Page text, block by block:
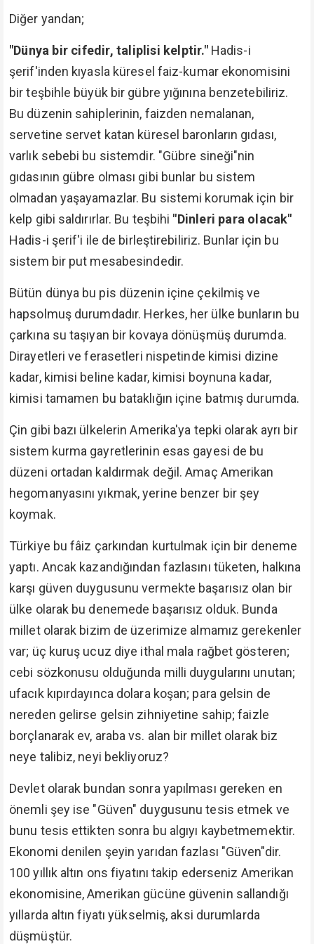
Diğer yandan;
"Dünya bir cifedir, taliplisi kelptir."Hadis-i
şerif'inden kıyasla küresel faiz-kumar ekonomisini
bir teşbihle büyük bir gübre yığınına benzetebiliriz.
Bu düzenin sahiplerinin, faizden nemalanan,
servetine servet katan küresel baronların gıdası,
varlık sebebi bu sistemdir. "Gübre sineği"nin
gıdasının gübre olması gibi bunlar bu sistem
olmadan yaşayamazlar. Bu sistemi korumak için bir
kelp gibi saldırırlar. Bu teşbihi "Dinleri para olacak"
Hadis-i şerif'i ile de birleştirebiliriz. Bunlar için bu
sistem bir put mesabesindedir.
Bütün dünya bu pis düzenin içine çekilmiş ve
hapsolmuş durumdadır. Herkes, her ülke bunların bu
çarkına su taşıyan bir kovaya dönüşmüş durumda.
Dirayetleri ve ferasetleri nispetinde kimisi dizine
kadar, kimisi beline kadar, kimisi boynuna kadar,
kimisi tamamen bu bataklığın içine batmış durumda.
Çin gibi bazı ülkelerin Amerika'ya tepki olarak ayrı bir
sistem kurma gayretlerinin esas gayesi de bu
düzeni ortadan kaldırmak değil. Amaç Amerikan
hegomanyasını yıkmak, yerine benzer bir şey
koymak.
Türkiye bu fâiz çarkından kurtulmak için bir deneme
yaptı. Ancak kazandığından fazlasını tüketen, halkına
karşı güven duygusunu vermekte başarısız olan bir
ülke olarak bu denemede başarısız olduk. Bunda
millet olarak bizim de üzerimize almamız gerekenler
var; üç kuruş ucuz diye ithal mala rağbet gösteren;
cebi sözkonusu olduğunda milli duygularını unutan;
ufacık kıpırdayınca dolara koşan; para gelsin de
nereden gelirse gelsin zihniyetine sahip; faizle
borçlanarak ev, araba vs. alan bir millet olarak biz
neye talibiz, neyi bekliyoruz?
Devlet olarak bundan sonra yapılması gereken en
önemli şey ise "Güven" duygusunu tesis etmek ve
bunu tesis ettikten sonra bu algıyı kaybetmemektir.
Ekonomi denilen şeyin yarıdan fazlası "Güven"dir.
100 yıllık altın ons fiyatını takip ederseniz Amerikan
ekonomisine, Amerikan gücüne güvenin sallandığı
yıllarda altın fiyatı yükselmiş, aksi durumlarda
düşmüştür.